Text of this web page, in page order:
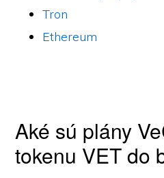
Tron
Ethereum
Aké sú plány
tokenu VET do